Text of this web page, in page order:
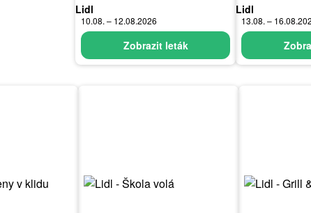
Lidl
10.08. – 12.08.2026
Zobrazit leták
Lidl
13.08. –